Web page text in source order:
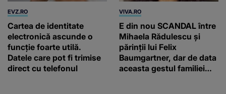
EVZ.RO
Cartea de identitate
electronică ascunde o
funcție foarte utilă.
Datele care pot fi trimise
direct cu telefonul
VIVA.RO
E din nou SCANDAL între
Mihaela Rădulescu și
părinții lui Felix
Baumgartner, dar de data
aceasta gestul familiei